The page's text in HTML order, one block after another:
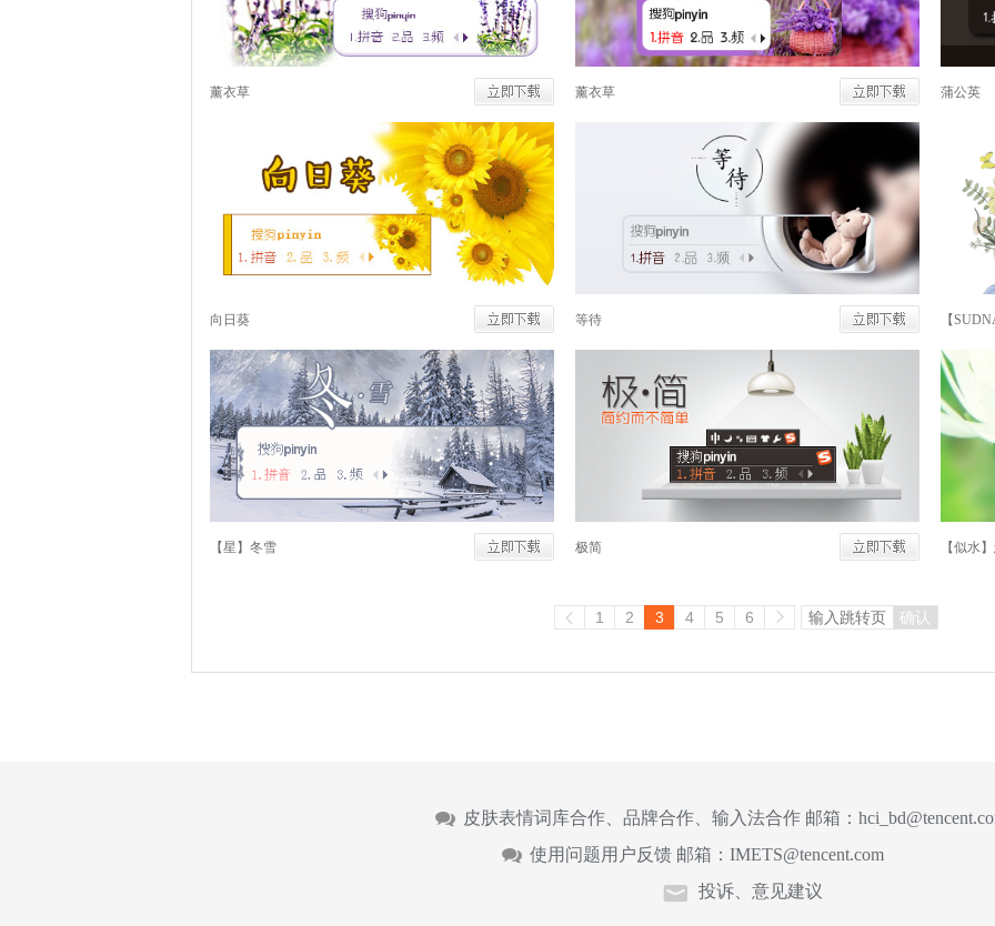
薰衣草 薰衣草 蒲公英
向日葵 等待 【
【星】冬雪 极简 【似水
1 2 3 4 5 6 确认
皮肤表情词库合作、品牌合作、输入法合作 邮箱：
使用问题用户反馈 邮箱： IMETS@tencent.com
投诉、意见建议